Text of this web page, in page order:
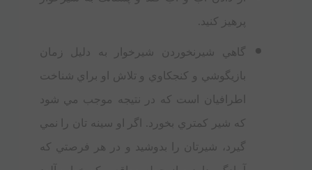
پرهيز کنيد.
گاهي شيرنخوردن شيرخوار به دليل زمان
بازيگوشي و کنجکاوي و تلاش او براي شناخت
اطرافيان است که در نتيجه موجب مي شود
که شير کمتري بخورد. اگر او سینه تان را نمي
گيرد، شيرتان را بدوشيد و در هر فرصتي که